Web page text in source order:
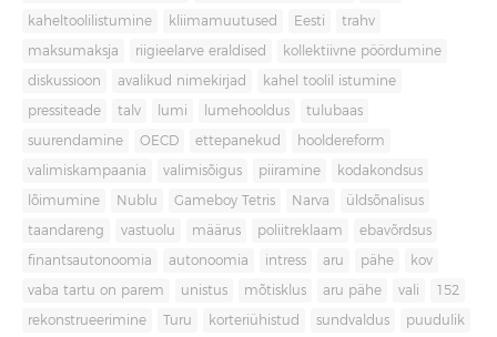
kaheltoolilistumine kliimamuutused Eesti trahv
maksumaksja riigieelarve eraldised kollektiivne pöördumine
diskussioon avalikud nimekirjad kahel toolil istumine
pressiteade talv lumi lumehooldus tulubaas
suurendamine OECD ettepanekud hooldereform
valimiskampaania valimisõigus piiramine kodakondsus
lõimumine Nublu Gameboy Tetris Narva üldsõnalisus
taandareng vastuolu määrus poliitreklaam ebavõrdsus
finantsautonoomia autonoomia intress aru pähe kov
vaba tartu on parem unistus mõtisklus aru pähe vali 152
rekonstrueerimine Turu korteriühistud sundvaldus puudulik